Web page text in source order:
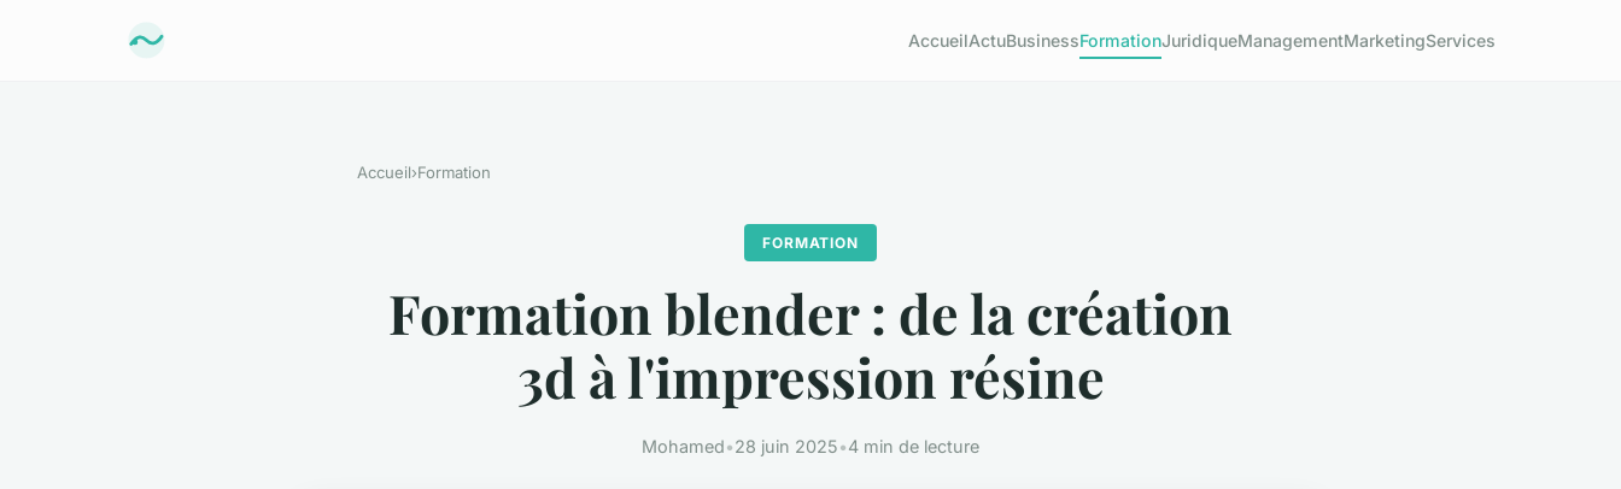
AccueilActuBusinessFormationJuridiqueManagementMarketingServices
Accueil›Formation
FORMATION
Formation blender : de la création
3d à l'impression résine
Mohamed•28 juin 2025•4 min de lecture